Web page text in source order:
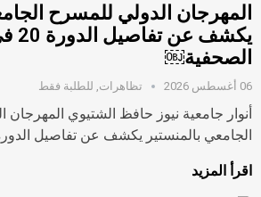
المهرجان الدولي للمسرح
الصحفية￼
06 أغسطس 2026 تظاهرات للطلبة فقط
أنوار جامعية نيوز حافظ الشتيوي المهرجان
الجامعي بالمنستير يكشف عن تفاصيل الدورة
اقرأ المزيد